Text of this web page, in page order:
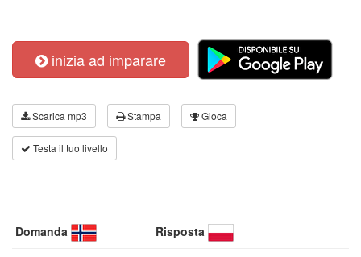
inizia ad imparare
Scarica mp3 Stampa Gioca
Testa il tuo livello
Domanda Risposta